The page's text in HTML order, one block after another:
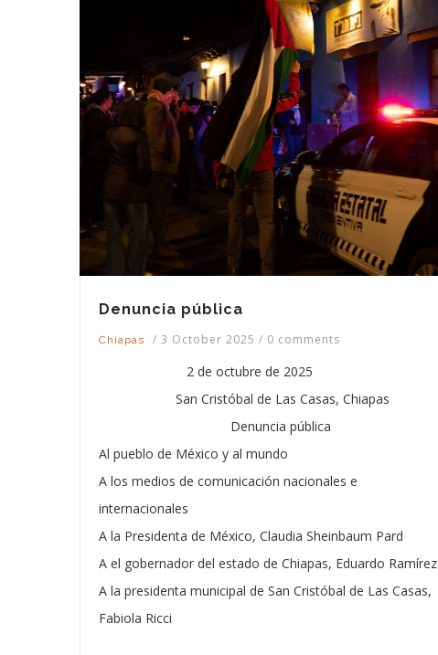
Denuncia pública
Chiapas / 3 October 2025 / 0 comments
2 de octubre de 2025
San Cristóbal de Las Casas, Chiapas
Denuncia pública
Al pueblo de México y al mundo
A los medios de comunicación nacionales e
internacionales
A la Presidenta de México, Claudia Sheinbaum Pard
A el gobernador del estado de Chiapas, Eduardo Ramírez
A la presidenta municipal de San Cristóbal de Las Casas,
Fabiola Ricci